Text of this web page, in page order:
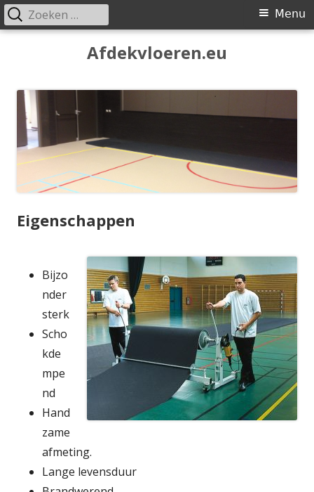
Afdekvloeren.eu
Primair
Menu
Zoeken
naar:
Eigenschappen
Bijzo
nder
sterk
Scho
kde
mpe
nd
Hand
zame
afmeting.
Lange levensduur